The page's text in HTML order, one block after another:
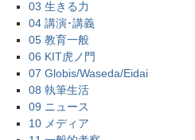
03 生きる力
04 講演･講義
05 教育一般
06 KIT虎ノ門
07 Globis/Waseda/Eidai
08 執筆生活
09 ニュース
10 メディア